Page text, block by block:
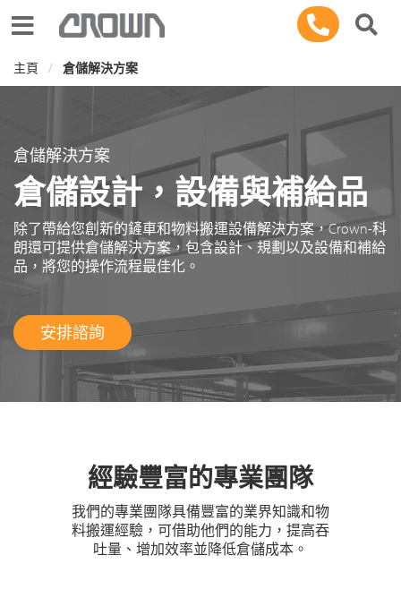
Toggle navigation
主頁 倉儲解決方案
倉儲解決方案
倉儲設計，設備與補給品
除了帶給您創新的鏟車和物料搬運設備解決方案，Crown-科
朗還可提供倉儲解決方案，包含設計、規劃以及設備和補給
品，將您的操作流程最佳化。
安排諮詢
經驗豐富的專業團隊
我們的專業團隊具備豐富的業界知識和物
料搬運經驗，可借助他們的能力，提高吞
吐量、增加效率並降低倉儲成本。